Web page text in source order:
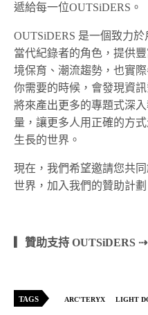
遞給每一位OUTSiDERS。
OUTSiDERS 是一個致力
當代紀錄者的角色，提供
境保育、潮流趨勢，也實
你需要的時候，會發現資
將來產出更多的專題式深
量，讓更多人用正確的方
生長的世界。
現在，我們希望邀請您共
世界，加入我們的贊助計
▎贊助支持 OUTSiDERS
TAGS ARC'TERYX LIGHT